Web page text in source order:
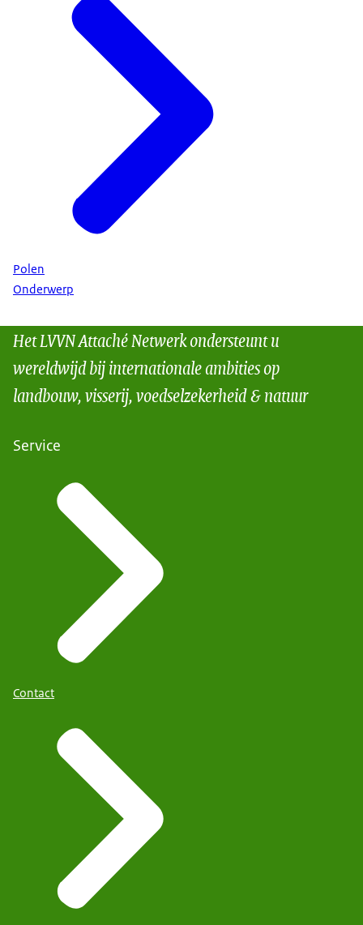
Polen
Onderwerp
Het LVVN Attaché Netwerk ondersteunt u
wereldwijd bij internationale ambities op
landbouw, visserij, voedselzekerheid & natuur
Service
Contact